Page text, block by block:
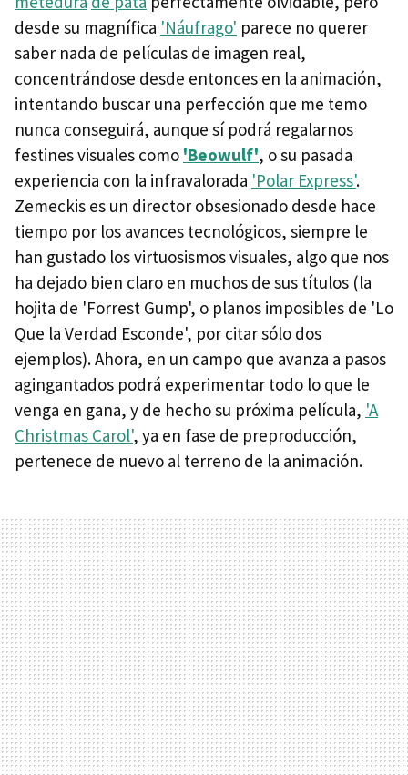
desde su magnífica 'Náufrago' parece no querer
saber nada de películas de imagen real,
concentrándose desde entonces en la animación,
intentando buscar una perfección que me temo
nunca conseguirá, aunque sí podrá regalarnos
festines visuales como 'Beowulf', o su pasada
experiencia con la infravalorada 'Polar Express'.
Zemeckis es un director obsesionado desde hace
tiempo por los avances tecnológicos, siempre le
han gustado los virtuosismos visuales, algo que nos
ha dejado bien claro en muchos de sus títulos (la
hojita de 'Forrest Gump', o planos imposibles de 'Lo
Que la Verdad Esconde', por citar sólo dos
ejemplos). Ahora, en un campo que avanza a pasos
agingantados podrá experimentar todo lo que le
venga en gana, y de hecho su próxima película, 'A
Christmas Carol', ya en fase de preproducción,
pertenece de nuevo al terreno de la animación.